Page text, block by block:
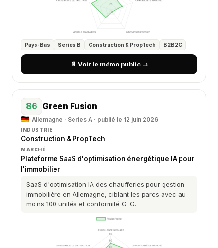
Pays-Bas Series B Construction & PropTech B2B2C
📄 Voir le mémo public →
86 Green Fusion
Allemagne · Series A · publié le 12 juin 2026
INDUSTRIE
Construction & PropTech
MARCHÉ
Plateforme SaaS d'optimisation énergétique IA pour
l'immobilier
SaaS d'optimisation IA des chaufferies pour gestion
immobilière en Allemagne, ciblant les parcs avec au
moins 100 unités et conformité GEG.